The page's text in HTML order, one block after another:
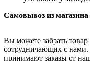
Самовывоз из магазина
Вы можете забрать
сотрудничающих с нами.
принимают заказы от